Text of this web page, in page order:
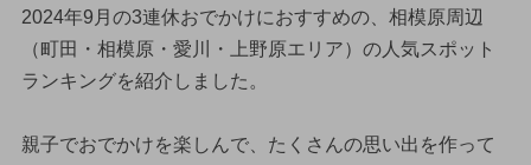
2024年9月の3連休おでかけにおすすめの、相模原周辺
（町田・相模原・愛川・上野原エリア）の人気スポット
ランキングを紹介しました。
親子でおでかけを楽しんで、たくさんの思い出を作って